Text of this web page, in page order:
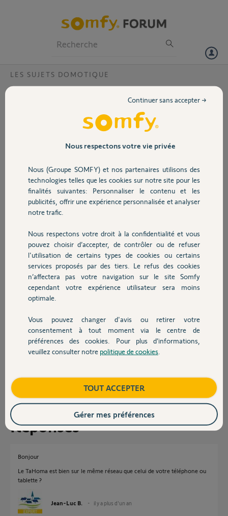
Volet
Sécurité
Domotique
Chauffage
Autres produits
Devis avec un pro
Contact
LES SUJETS DOMOTIQUE
Changement de Wifi - Mise à jour de la
J'ai changé l'emplacement de ma Tahoma qui se déconnectais sans
uniquement et une authentification WPA2.
Malheureusment, je n'arrive absolument pas à la connecter à ce
nouveau réseau WiFi, ni a aucun autre d'ailleurs.
rien de change.
J'arrive à me connecter sur la Tahoma, le Bluthooth fonctionne, je
trouve les réseaux, je sélectionne un réseau, rentre le mot de passe et
après ça tourne durant plusieurs longues minutes avec sur l'écran
"Connexion" mais rien ne se passe ...
Merci de votre support.
Jérôme
Merci,
Participer au fil de discussion
Réponses
Bonjour
Le TaHoma est bien sur le même réseau que celui de votre téléphone ou
tablette ?
Jean-Luc B. il y a plus d'un an
Nous respectons votre vie privée
Nous (Groupe SOMFY) et nos partenaires utilisons des
technologies telles que les cookies sur notre site pour les
finalités suivantes: Personnaliser le contenu et les
publicités, offrir une expérience personnalisée et analyser
notre trafic.
Nous respectons votre droit à la confidentialité et vous
pouvez choisir d’accepter, de contrôler ou de refuser
l'utilisation de certains types de cookies ou certains
services proposés par des tiers. Le refus des cookies
n’affectera pas votre navigation sur le site Somfy
cependant votre expérience utilisateur sera moins
optimale.
Vous pouvez changer d'avis ou retirer votre
consentement à tout moment via le centre de
préférences des cookies. Pour plus d’informations,
veuillez consulter notre politique de cookies
Continuer sans accepter →
TOUT ACCEPTER
Gérer mes préférences